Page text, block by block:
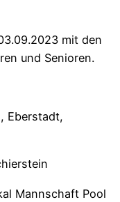
mit den
und Senioren.
Eberstadt,
Mannschaft Pool